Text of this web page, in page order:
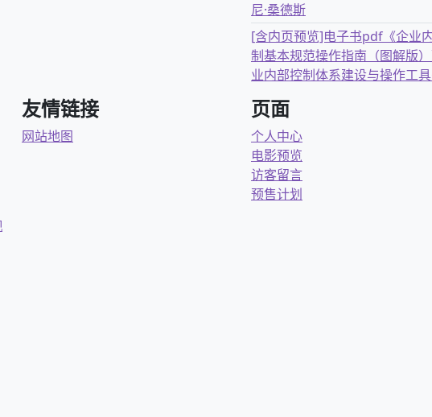
尼·桑德斯
[含内页预览]电子书pdf《企业
制基本规范操作指南（图解版
业内部控制体系建设与操作工
友情链接
网站地图
页面
个人中心
电影预览
访客留言
预售计划